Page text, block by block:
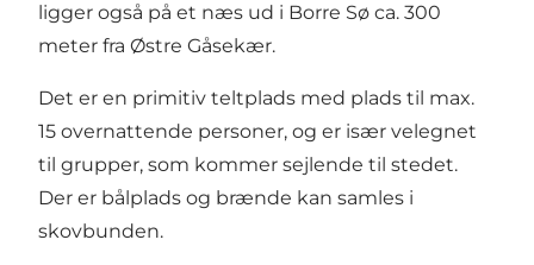
ligger også på et næs ud i Borre Sø ca. 300
meter fra Østre Gåsekær.
Det er en primitiv teltplads med plads til max.
15 overnattende personer, og er især velegnet
til grupper, som kommer sejlende til stedet.
Der er bålplads og brænde kan samles i
skovbunden.